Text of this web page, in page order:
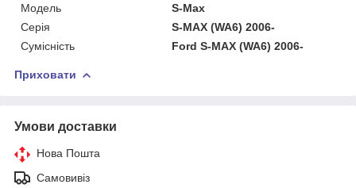
Мoдель
S-Max
Серія
S-MAX (WA6) 2006-
Сумісність
Ford S-MAX (WA6) 2006-
Приховати
Умови доставки
Нова Пошта
Самовивіз